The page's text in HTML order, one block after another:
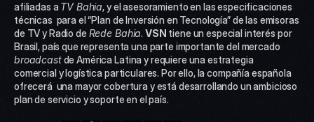
afiliadas a TV Bahia, y el asesoramiento en las especificaciones
técnicas  para el “Plan de Inversión en Tecnología” de las emisoras
de TV y Radio de Rede Bahia. VSN tiene un especial interés por
broadcast de América Latina y requiere una estrategia
comercial y logística particulares. Por ello, la compañía española
ofrecerá  una mayor cobertura y está desarrollando un ambicioso
plan de servicio y soporte en el país.